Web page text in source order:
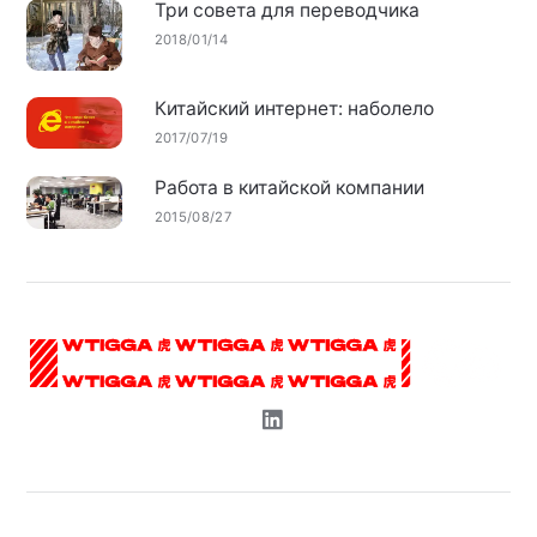
Три совета для переводчика
2018/01/14
Китайский интернет: наболело
2017/07/19
Работа в китайской компании
2015/08/27